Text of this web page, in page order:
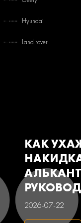
Hyundai
Land rover
КАК
2026-07-22